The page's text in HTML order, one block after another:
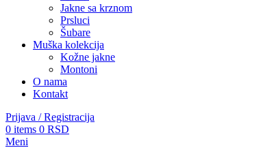
Jakne sa krznom
Prsluci
Šubare
Muška kolekcija
Kožne jakne
Montoni
O nama
Kontakt
Prijava / Registracija
0 items 0 RSD
Meni